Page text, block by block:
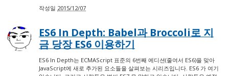
작성일 2015/12/07
ES6 In Depth: Babel과 Broccoli로 지
금 당장 ES6 이용하기
ES6 In Depth는 ECMAScript 표준의 6번째 에디션(줄여서 ES6)을 맞아
JavaScript에 새로 추가된 요소들을 살펴보는 시리즈입니다. ES6 가 여기